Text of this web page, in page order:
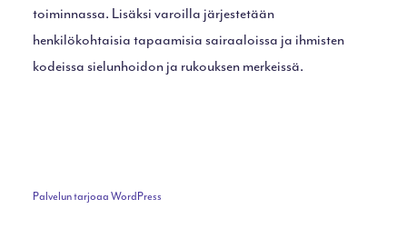
toiminnassa. Lisäksi varoilla järjestetään
henkilökohtaisia tapaamisia sairaaloissa ja ihmisten
kodeissa sielunhoidon ja rukouksen merkeissä.
Palvelun tarjoaa WordPress